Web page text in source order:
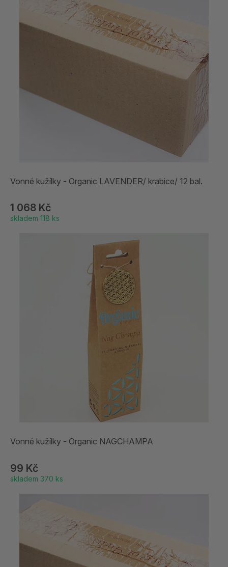
Vonné kužílky - Organic LAVENDER/ krabice/ 12 bal.
1 068 Kč
skladem 118 ks
Vonné kužílky - Organic NAGCHAMPA
99 Kč
skladem 370 ks